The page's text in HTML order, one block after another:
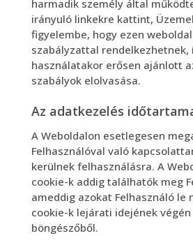
harmadik személy által
irányuló linkekre kattint,
figyelembe, hogy ezen
szabályzattal rendelkezhetnek,
használatakor erősen ajánlott
szabályok elolvasása.
Az adatkezelés
A Weboldalon esetlegesen
Felhasználóval való
kerülnek felhasználásra. A
cookie-k addig találhatók meg
ameddig azokat Felhasználó le
cookie-k lejárati idejének
böngészőből.